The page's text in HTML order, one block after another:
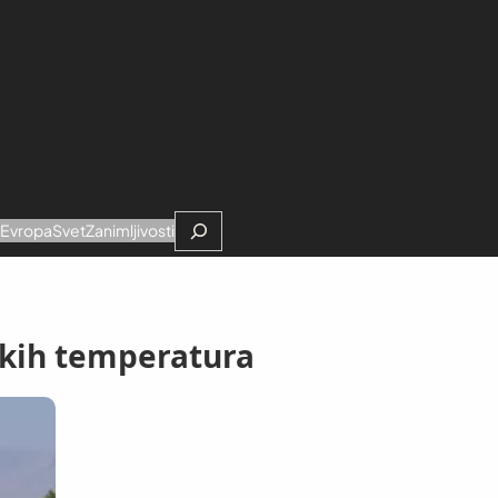
EvropaSvetZanimljivostiSearch
temperatura